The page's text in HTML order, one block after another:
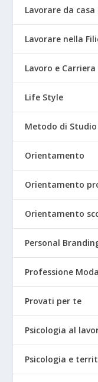
Lavorare da
Lavorare nella
Lavoro e Carriera
Life Style
Metodo di Studio
Orientamento
Orientamento
Orientamento
Personal
Professione Moda
Provati per te
Psicologia al
Psicologia e